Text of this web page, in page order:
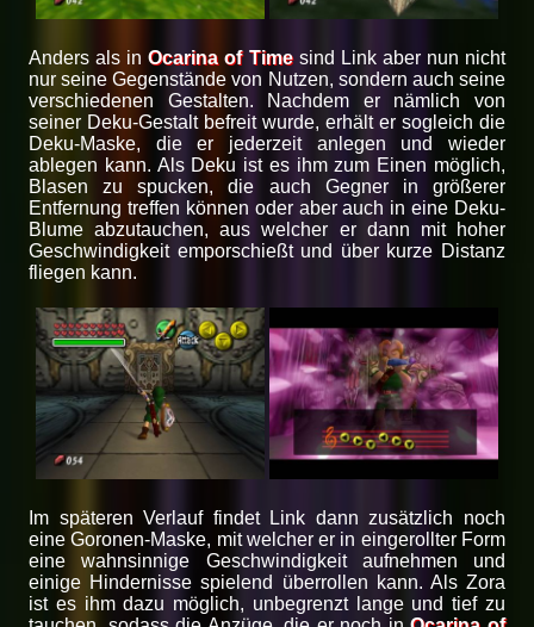
Anders als inOcarina of Timesind Link aber nun nicht
nur seine Gegenstände von Nutzen, sondern auch seine
verschiedenen Gestalten. Nachdem er nämlich von
seiner Deku-Gestalt befreit wurde, erhält er sogleich die
Deku-Maske, die er jederzeit anlegen und wieder
ablegen kann. Als Deku ist es ihm zum Einen möglich,
Blasen zu spucken, die auch Gegner in größerer
Entfernung treffen können oder aber auch in eine Deku-
Blume abzutauchen, aus welcher er dann mit hoher
Geschwindigkeit emporschießt und über kurze Distanz
fliegen kann.
Im späteren Verlauf findet Link dann zusätzlich noch
eine Goronen-Maske, mit welcher er in eingerollter Form
eine wahnsinnige Geschwindigkeit aufnehmen und
einige Hindernisse spielend überrollen kann. Als Zora
ist es ihm dazu möglich, unbegrenzt lange und tief zu